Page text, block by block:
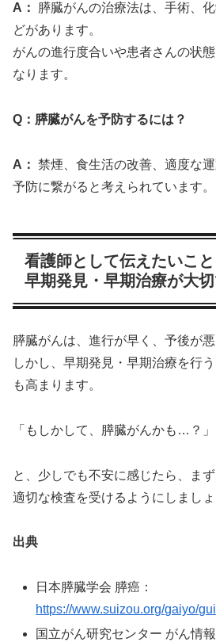
A：
膵臓がんの治療法は、手術、
どがあります。
がんの進行度合いや患者さんの状
なります。
Q：膵臓がんを予防するには？
A： 禁煙、食生活の改善、適度な
予防に繋がると考えられています。
看護師として伝えたいこと
早期発見・早期治療が大
膵臓がんは、進行が早く、予後が
しかし、早期発見・早期治療を行
も高まります。
「もしかして、膵臓がんかも…？」
と、少しでも不安に感じたら、ま
適切な検査を受けるようにしましょ
出典
日本膵臓学会 膵癌：
https://www.suizou.org/gaiyo/
国立がん研究センター がん情